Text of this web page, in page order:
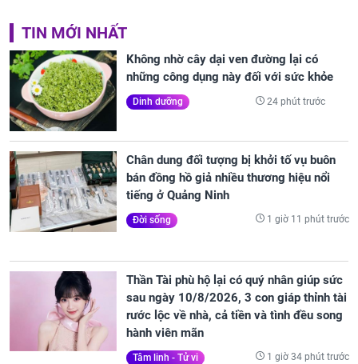
TIN MỚI NHẤT
Không nhờ cây dại ven đường lại có
những công dụng này đối với sức khỏe
Dinh dưỡng 24 phút trước
Chân dung đối tượng bị khởi tố vụ buôn
bán đồng hồ giả nhiều thương hiệu nổi
tiếng ở Quảng Ninh
Đời sống 1 giờ 11 phút trước
Thần Tài phù hộ lại có quý nhân giúp sức
sau ngày 10/8/2026, 3 con giáp thỉnh tài
rước lộc về nhà, cả tiền và tình đều song
hành viên mãn
Tâm linh - Tử vi 1 giờ 34 phút trước